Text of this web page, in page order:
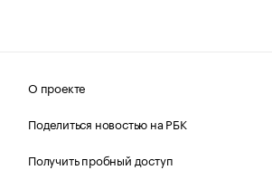
О проекте
Поделиться новостью на РБК
Получить пробный доступ